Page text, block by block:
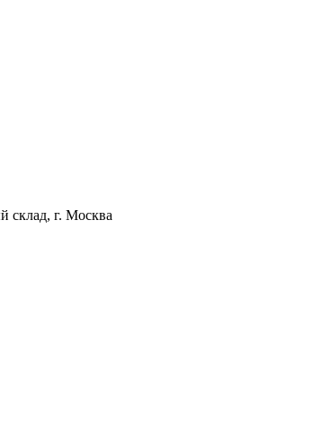
склад, г. Москва